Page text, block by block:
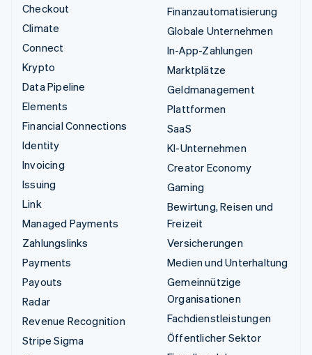
Checkout
Climate
Connect
Krypto
Data Pipeline
Elements
Financial Connections
Identity
Invoicing
Issuing
Link
Managed Payments
Zahlungslinks
Payments
Payouts
Radar
Revenue Recognition
Stripe Sigma
Finanzautomatisierung
Globale Unternehmen
In-App-Zahlungen
Marktplätze
Geldmanagement
Plattformen
SaaS
KI-Unternehmen
Creator Economy
Gaming
Bewirtung, Reisen und
Freizeit
Versicherungen
Medien und Unterhaltung
Gemeinnützige
Organisationen
Fachdienstleistungen
Öffentlicher Sektor